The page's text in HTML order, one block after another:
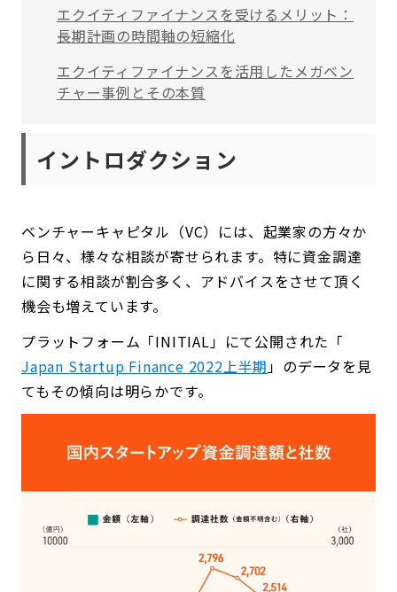
エクイティファイナンスを受けるメリット：
長期計画の時間軸の短縮化
エクイティファイナンスを活用したメガベン
チャー事例とその本質
イントロダクション
ベンチャーキャピタル（VC）には、起業家の方々か
ら日々、様々な相談が寄せられます。特に資金調達
に関する相談が割合多く、アドバイスをさせて頂く
機会も増えています。
プラットフォーム「INITIAL」にて公開された「
Japan Startup Finance 2022上半期 」のデータを見
てもその傾向は明らかです。